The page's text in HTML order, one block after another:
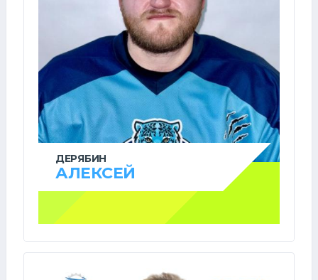
ДЕРЯБИН
АЛЕКСЕЙ